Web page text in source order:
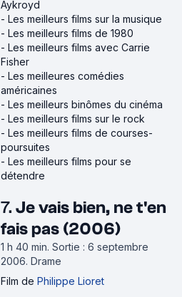
Aykroyd
- Les meilleurs films sur la musique
- Les meilleurs films de 1980
- Les meilleurs films avec Carrie
Fisher
- Les meilleures comédies
américaines
- Les meilleurs binômes du cinéma
- Les meilleurs films sur le rock
- Les meilleurs films de courses-
poursuites
- Les meilleurs films pour se
détendre
7. Je vais bien, ne t'en
fais pas (2006)
1 h 40 min. Sortie : 6 septembre
2006. Drame
Film de Philippe Lioret